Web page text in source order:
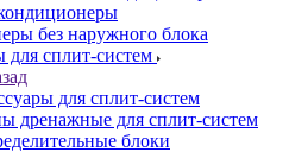
без наружного блока
для сплит-систем
для сплит-систем
дренажные для сплит-систем
блоки